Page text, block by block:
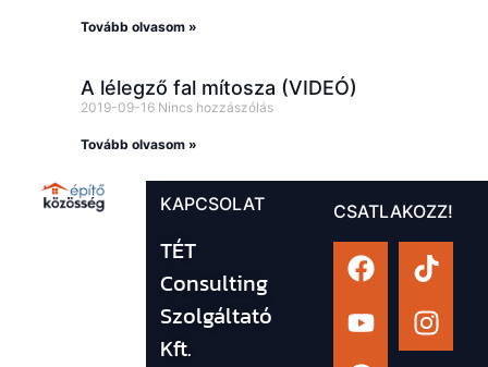
Tovább olvasom »
A lélegző fal mítosza (VIDEÓ)
2019-09-16 Nincs hozzászólás
Tovább olvasom »
KAPCSOLAT
TÉT
Consulting
Szolgáltató
Kft.
CSATLAKOZZ!